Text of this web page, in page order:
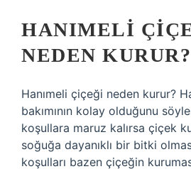
HANIMELI
NEDEN KURUR?
Hanımeli çiçeği neden kurur?
bakımının kolay olduğunu
koşullara maruz kalırsa çiçek
soğuğa dayanıklı bir bitki
koşulları bazen çiçeğin